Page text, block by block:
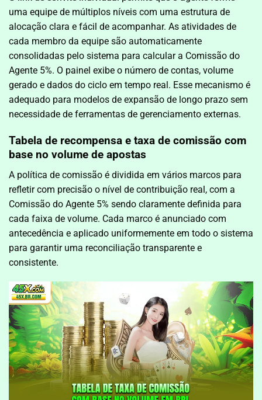
uma equipe de múltiplos níveis com uma estrutura de
alocação clara e fácil de acompanhar. As atividades de
cada membro da equipe são automaticamente
consolidadas pelo sistema para calcular a Comissão do
Agente 5%. O painel exibe o número de contas, volume
gerado e dados do ciclo em tempo real. Esse mecanismo é
adequado para modelos de expansão de longo prazo sem
necessidade de ferramentas de gerenciamento externas.
Tabela de recompensa e taxa de comissão com
base no volume de apostas
A política de comissão é dividida em vários marcos para
refletir com precisão o nível de contribuição real, com a
Comissão do Agente 5% sendo claramente definida para
cada faixa de volume. Cada marco é anunciado com
antecedência e aplicado uniformemente em todo o sistema
para garantir uma reconciliação transparente e
consistente.